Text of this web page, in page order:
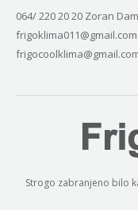
064/ 220 20 20 Zoran
frigoklima011@gmail.com
Strogo zabranjeno bilo